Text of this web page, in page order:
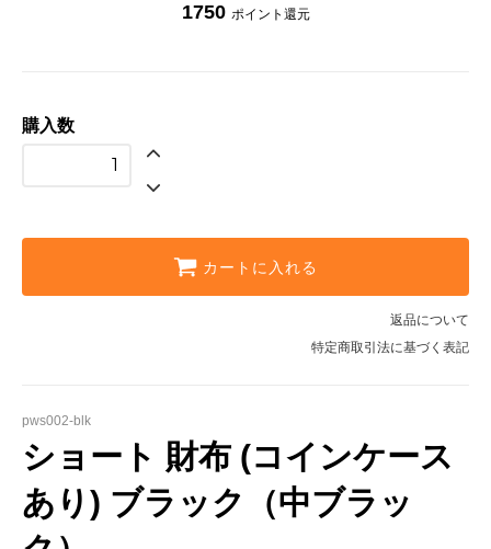
1750 ポイント還元
購入数
カートに入れる
返品について
特定商取引法に基づく表記
pws002-blk
ショート 財布 (コインケース
あり) ブラック（中ブラッ